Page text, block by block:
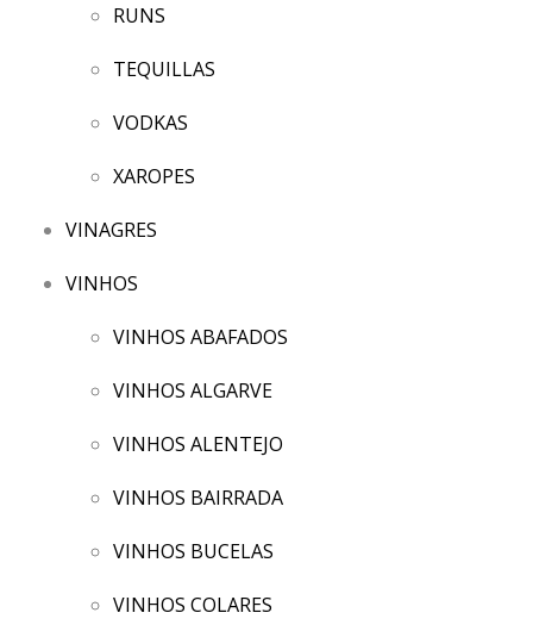
RUNS
TEQUILLAS
VODKAS
XAROPES
VINAGRES
VINHOS
VINHOS ABAFADOS
VINHOS ALGARVE
VINHOS ALENTEJO
VINHOS BAIRRADA
VINHOS BUCELAS
VINHOS COLARES